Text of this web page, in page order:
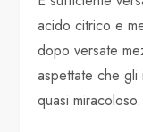
acido citrico e
dopo versate
aspettate che
quasi miracoloso.